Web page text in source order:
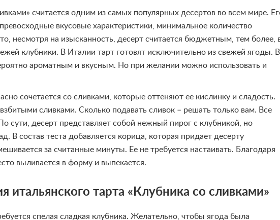
считается одним из самых популярных десертов во всем мире.
вкусовые характеристики, минимальное количество
несмотря на изысканность, десерт считается бюджетным, тем более,
клубники. В Италии тарт готовят исключительно из свежей ягоды. В
ароматным и вкусным. Но при желании можно использовать и
сочетается со сливками, которые оттеняют ее кислинку и сладость.
сливками. Сколько подавать сливок – решать только вам. Все
сути, десерт представляет собой нежный пирог с клубникой, но
В состав теста добавляется корица, которая придает десерту
за считанные минуты. Ее не требуется настаивать. Благодаря
выливается в форму и выпекается.
итальянского тарта «Клубника со сливками»
спелая сладкая клубника. Желательно, чтобы ягода была